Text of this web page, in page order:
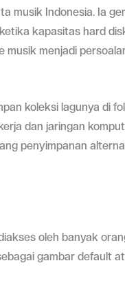
musik Indonesia. Ia
kapasitas hard
musik menjadi
koleksi lagunya di
dan jaringan
penyimpanan
oleh banyak
gambar default